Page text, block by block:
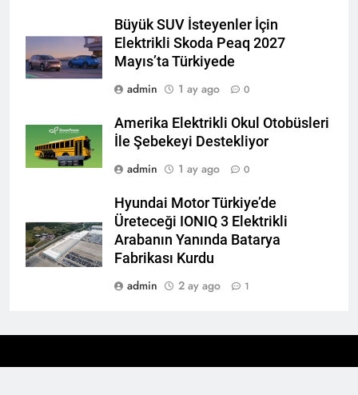
Büyük SUV İsteyenler İçin
Elektrikli Skoda Peaq 2027
Mayıs’ta Türkiyede
admin
1 ay ago 0
Amerika Elektrikli Okul Otobüsleri
İle Şebekeyi Destekliyor
admin
1 ay ago 0
Hyundai Motor Türkiye’de
Üreteceği IONIQ 3 Elektrikli
Arabanın Yanında Batarya
Fabrikası Kurdu
admin
2 ay ago 1